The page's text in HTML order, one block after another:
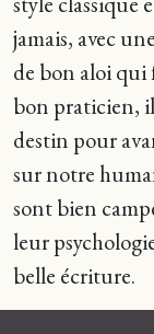
jamais, avec
de bon aloi qui
bon praticien,
destin pour
sur notre
sont bien
leur
belle écriture.